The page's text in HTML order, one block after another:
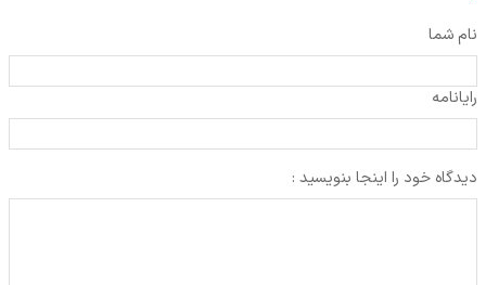
نام شما
رایانامه
دیدگاه خود را اینجا بنویسید :